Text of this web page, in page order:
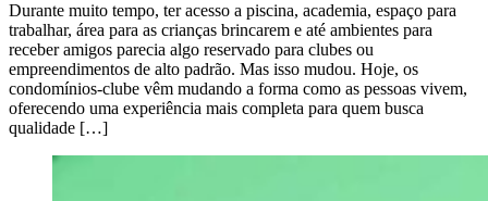
Durante muito tempo, ter acesso a piscina, academia, espaço para
trabalhar, área para as crianças brincarem e até ambientes para
receber amigos parecia algo reservado para clubes ou
empreendimentos de alto padrão. Mas isso mudou. Hoje, os
condomínios-clube vêm mudando a forma como as pessoas vivem,
oferecendo uma experiência mais completa para quem busca
qualidade […]